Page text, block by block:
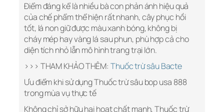
Điểm đáng kể là nhiều bà con phản ánh hiệu quả
của chế phẩm thể hiện rất nhanh, cây phục hồi
tốt, lá non giữ được màu xanh bóng, không bị
cháy mép hay vàng lá sau phun, phù hợp cả cho
diện tích nhỏ lẫn mô hình trang trại lớn.
>>> THAM KHẢO THÊM: Thuốc trừ sâu Bacte
Ưu điểm khi sử dụng Thuốc trừ sâu bop usa 888
trong mùa vụ thực tế
Không chỉ sở hữu hai hoạt chất mạnh, Thuốc trừ